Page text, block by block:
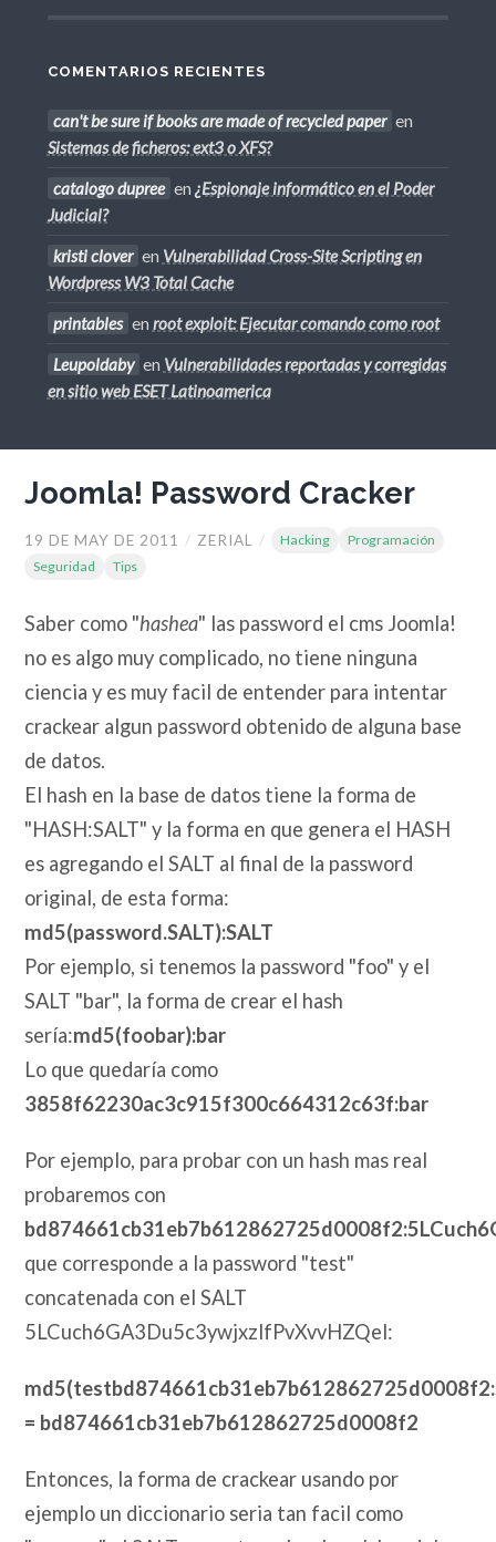
COMENTARIOS RECIENTES
can't be sure if books are made of recycled paper en
Sistemas de ficheros: ext3 o XFS?
catalogo dupree en ¿Espionaje informático en el Poder
Judicial?
kristi clover en Vulnerabilidad Cross-Site Scripting en
Wordpress W3 Total Cache
printables en root exploit: Ejecutar comando como root
Leupoldaby en Vulnerabilidades reportadas y corregidas
en sitio web ESET Latinoamerica
Joomla! Password Cracker
19 DE MAY DE 2011 / ZERIAL / Hacking
Programación
Seguridad
Tips
Saber como "hashea" las password el cms Joomla!
no es algo muy complicado, no tiene ninguna
ciencia y es muy facil de entender para intentar
crackear algun password obtenido de alguna base
de datos.
El hash en la base de datos tiene la forma de
"HASH:SALT" y la forma en que genera el HASH
es agregando el SALT al final de la password
original, de esta forma:
md5(password.SALT):SALT
Por ejemplo, si tenemos la password "foo" y el
SALT "bar", la forma de crear el hash
sería:md5(foobar):bar
Lo que quedaría como
3858f62230ac3c915f300c664312c63f:bar
Por ejemplo, para probar con un hash mas real
probaremos con
que corresponde a la password "test"
concatenada con el SALT
5LCuch6GA3Du5c3ywjxzlfPvXvvHZQel:
= bd874661cb31eb7b612862725d0008f2
Entonces, la forma de crackear usando por
ejemplo un diccionario seria tan facil como